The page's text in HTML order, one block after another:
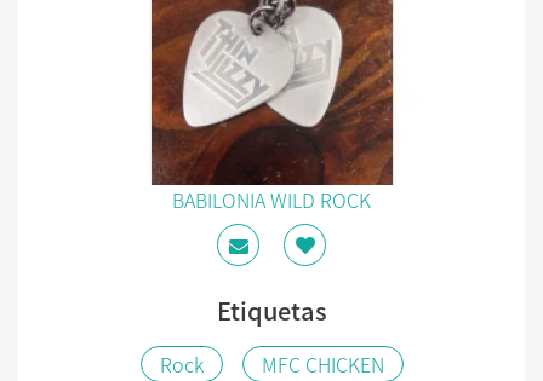
BABILONIA WILD ROCK
Etiquetas
Rock MFC CHICKEN